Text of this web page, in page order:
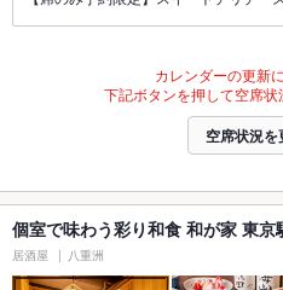
カレンダーの更新
下記ボタンを押して空席状
空席状況を
個室で味わう彩り和食 和が家 東京
居酒屋 八重洲